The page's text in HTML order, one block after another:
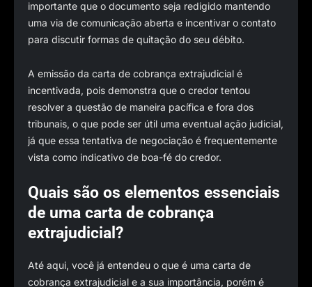
importante que o documento seja redigido mantendo
uma via de comunicação aberta e incentivar o contato
para discutir formas de quitação do seu débito.
A emissão da carta de cobrança extrajudicial é
incentivada, pois demonstra que o credor tentou
resolver a questão de maneira pacífica e fora dos
tribunais, o que pode ser útil uma eventual ação judicial,
já que essa tentativa de negociação é frequentemente
vista como indicativo de boa-fé do credor.
Quais são os elementos essenciais
de uma carta de cobrança
extrajudicial?
Até aqui, você já entendeu o que é uma carta de
cobrança extrajudicial e a sua importância, porém é